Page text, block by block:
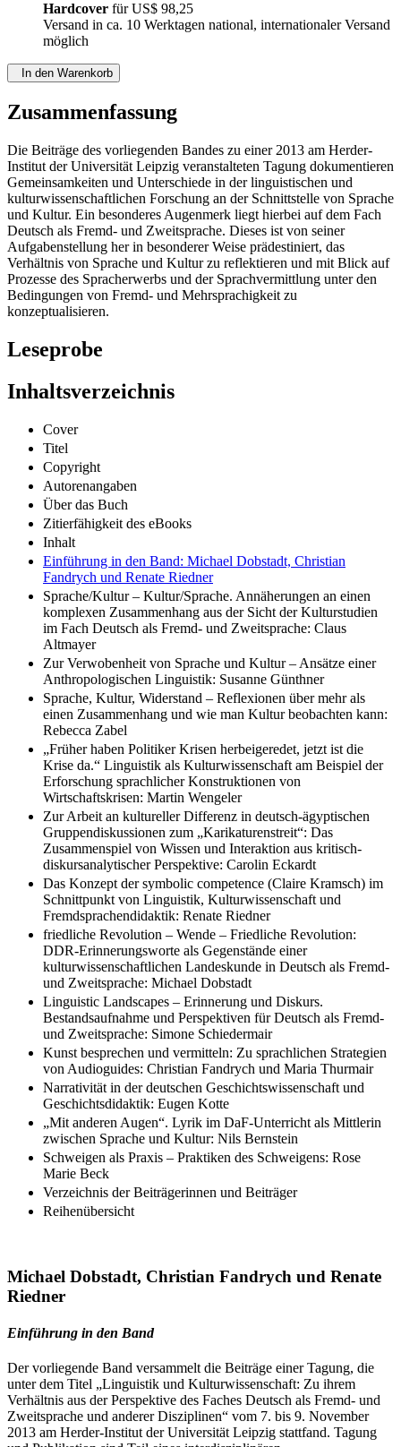
Hardcover fürUS$ 98,25
Versand in ca. 10 Werktagen national, internationaler Versand
möglich
In den Warenkorb
Zusammenfassung
Die Beiträge des vorliegenden Bandes zu einer 2013 am Herder-
Institut der Universität Leipzig veranstalteten Tagung dokumentieren
Gemeinsamkeiten und Unterschiede in der linguistischen und
kulturwissenschaftlichen Forschung an der Schnittstelle von Sprache
und Kultur. Ein besonderes Augenmerk liegt hierbei auf dem Fach
Deutsch als Fremd- und Zweitsprache. Dieses ist von seiner
Aufgabenstellung her in besonderer Weise prädestiniert, das
Verhältnis von Sprache und Kultur zu reflektieren und mit Blick auf
Prozesse des Spracherwerbs und der Sprachvermittlung unter den
Bedingungen von Fremd- und Mehrsprachigkeit zu
konzeptualisieren.
Leseprobe
Inhaltsverzeichnis
Cover
Titel
Copyright
Autorenangaben
Über das Buch
Zitierfähigkeit des eBooks
Inhalt
Einführung in den Band: Michael Dobstadt, Christian
Fandrych und Renate Riedner
Sprache/Kultur – Kultur/Sprache. Annäherungen an einen
komplexen Zusammenhang aus der Sicht der Kulturstudien
im Fach Deutsch als Fremd- und Zweitsprache: Claus
Altmayer
Zur Verwobenheit von Sprache und Kultur – Ansätze einer
Anthropologischen Linguistik: Susanne Günthner
Sprache, Kultur, Widerstand – Reflexionen über mehr als
einen Zusammenhang und wie man Kultur beobachten kann:
Rebecca Zabel
„Früher haben Politiker Krisen herbeigeredet, jetzt ist die
Krise da.“ Linguistik als Kulturwissenschaft am Beispiel der
Erforschung sprachlicher Konstruktionen von
Wirtschaftskrisen: Martin Wengeler
Zur Arbeit an kultureller Differenz in deutsch-ägyptischen
Gruppendiskussionen zum „Karikaturenstreit“: Das
Zusammenspiel von Wissen und Interaktion aus kritisch-
diskursanalytischer Perspektive: Carolin Eckardt
Das Konzept der symbolic competence (Claire Kramsch) im
Schnittpunkt von Linguistik, Kulturwissenschaft und
Fremdsprachendidaktik: Renate Riedner
friedliche Revolution – Wende – Friedliche Revolution:
DDR-Erinnerungsworte als Gegenstände einer
kulturwissenschaftlichen Landeskunde in Deutsch als Fremd-
und Zweitsprache: Michael Dobstadt
Linguistic Landscapes – Erinnerung und Diskurs.
Bestandsaufnahme und Perspektiven für Deutsch als Fremd-
und Zweitsprache: Simone Schiedermair
Kunst besprechen und vermitteln: Zu sprachlichen Strategien
von Audioguides: Christian Fandrych und Maria Thurmair
Narrativität in der deutschen Geschichtswissenschaft und
Geschichtsdidaktik: Eugen Kotte
„Mit anderen Augen“. Lyrik im DaF-Unterricht als Mittlerin
zwischen Sprache und Kultur: Nils Bernstein
Schweigen als Praxis – Praktiken des Schweigens: Rose
Marie Beck
Verzeichnis der Beiträgerinnen und Beiträger
Reihenübersicht
Michael Dobstadt, Christian Fandrych und Renate
Riedner
Einführung in den Band
Der vorliegende Band versammelt die Beiträge einer Tagung, die
unter dem Titel „Linguistik und Kulturwissenschaft: Zu ihrem
Verhältnis aus der Perspektive des Faches Deutsch als Fremd- und
Zweitsprache und anderer Disziplinen“ vom 7. bis 9. November
2013 am Herder-Institut der Universität Leipzig stattfand. Tagung